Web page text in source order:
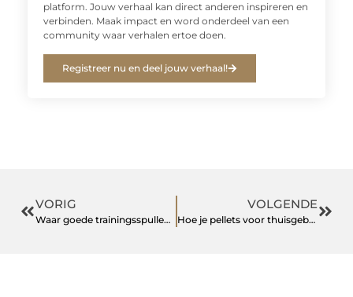
platform. Jouw verhaal kan direct anderen inspireren en
verbinden. Maak impact en word onderdeel van een
community waar verhalen ertoe doen.
Registreer nu en deel jouw verhaal!
VORIG
Waar goede trainingsspullen voor boksers aan moeten voldoen
VOLGENDE
Hoe je pellets voor thuisgebruik kiest